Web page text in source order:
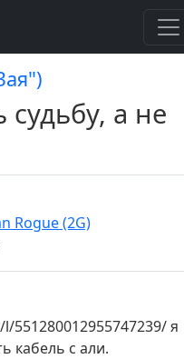
судьбу, а не
Rogue (2G)
551280012955747239/ я
кабель c али.